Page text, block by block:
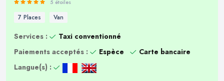
5 étoiles
7 Places Van
Services :
Taxi conventionné
Paiements acceptés :
Espèce
Carte bancaire
Langue(s) :